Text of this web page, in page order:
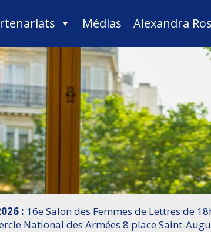
Médias Alexandra
: 16e Salon des Femmes de Lettres de
National des Armées 8 place Saint-